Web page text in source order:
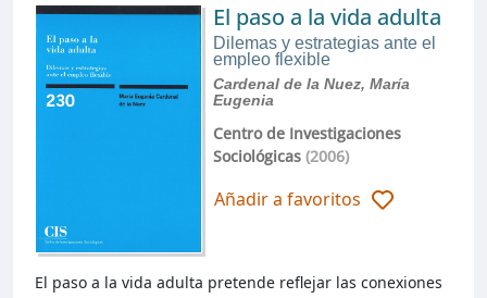
El paso a la vida adulta
Dilemas y estrategias ante el
empleo flexible
Cardenal de la Nuez, María
Eugenia
Centro de Investigaciones
Sociológicas(2006)
Añadir a favoritos
El paso a la vida adulta pretende reflejar las conexiones